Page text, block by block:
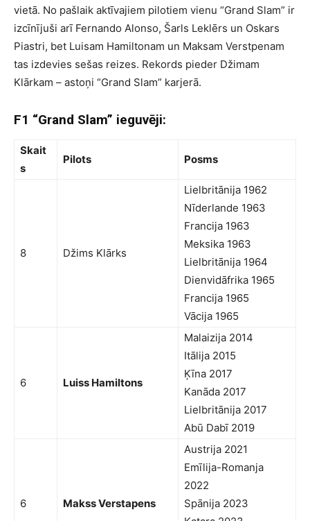
vietā. No pašlaik aktīvajiem pilotiem vienu “Grand Slam” ir
izcīnījuši arī Fernando Alonso, Šarls Leklērs un Oskars
Piastri, bet Luisam Hamiltonam un Maksam Verstpenam
tas izdevies sešas reizes. Rekords pieder Džimam
Klārkam – astoņi “Grand Slam” karjerā.
F1 “Grand Slam” ieguvēji:
Skait
s
Pilots Posms
8 Džims Klārks
Lielbritānija 1962
Nīderlande 1963
Francija 1963
Meksika 1963
Lielbritānija 1964
Dienvidāfrika 1965
Francija 1965
Vācija 1965
6 Luiss Hamiltons
Malaizija 2014
Itālija 2015
Ķīna 2017
Kanāda 2017
Lielbritānija 2017
Abū Dabī 2019
6 Makss Verstapens
Austrija 2021
Emīlija-Romanja
2022
Spānija 2023